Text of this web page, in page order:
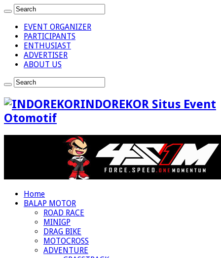
EVENT ORGANIZER
PARTICIPANTS
ENTHUSIAST
ADVERTISER
ABOUT US
INDOREKOR Situs Event
Otomotif
Home
BALAP MOTOR
ROAD RACE
MINIGP
DRAG BIKE
MOTOCROSS
ADVENTURE